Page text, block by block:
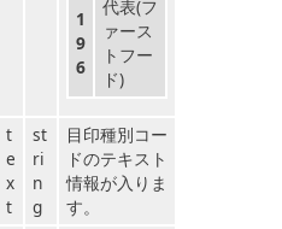
1
9
6
代表(フ
ァース
トフー
ド)
t
e
x
t
st
ri
n
g
目印種別コー
ドのテキスト
情報が入りま
す。